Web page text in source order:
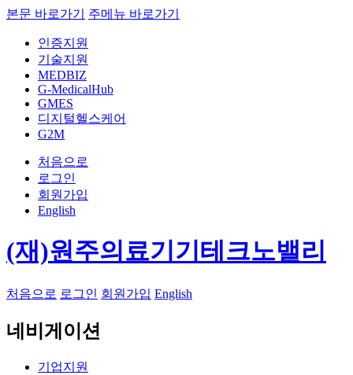
본문 바로가기 주메뉴 바로가기
인증지원
기술지원
MEDBIZ
G-MedicalHub
GMES
디지털헬스케어
G2M
처음으로
로그인
회원가입
English
(재)원주의료기기테크노밸리
처음으로 로그인 회원가입 English
네비게이션
기업지원